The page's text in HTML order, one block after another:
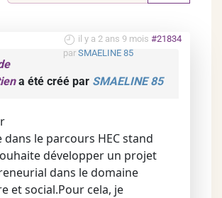
il y a 2 ans 9 mois #21834
par SMAELINE 85
a été créé par SMAELINE 85
le parcours HEC stand
développer un projet
dans le domaine
et social.Pour cela, je